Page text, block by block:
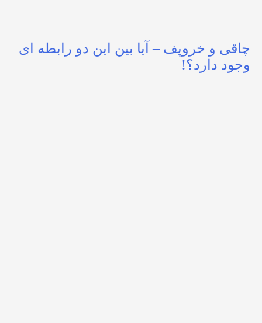
چاقی و خروپف – آیا بین این دو رابطه ای
وجود دارد؟!